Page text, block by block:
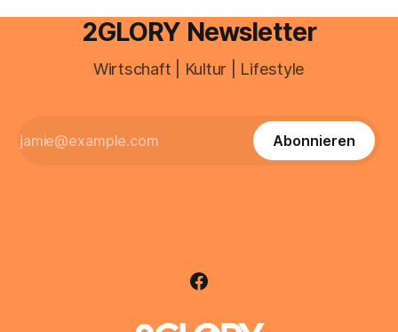
2GLORY Newsletter
Wirtschaft | Kultur | Lifestyle
Abonnieren